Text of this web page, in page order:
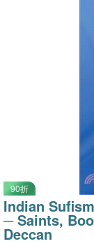
90折
Indian
─ Saints,
Deccan